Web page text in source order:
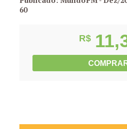
60
R$